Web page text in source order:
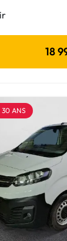
18
30 ANS